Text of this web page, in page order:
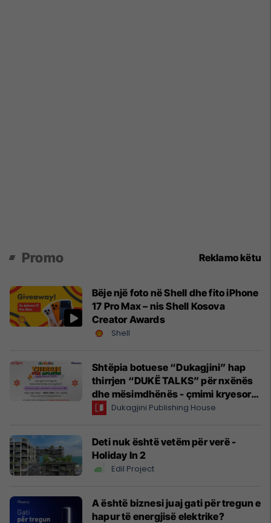
Promo Reklamo këtu
Bëje një foto në Shell dhe fito iPhone
17 Pro Max – nis Shell Kosova
Creator Awards
Shell
Shtëpia botuese “Dukagjini” hap
thirrjen “DUKË TALKS” për nxënës
dhe mësimdhënës - çmimi kryesor,
udhëtim në Angli
Dukagjini Publishing House
Deti nuk është vetëm për verë -
Holiday In 2
Edil Project
A është biznesi juaj gati për tregun e
hapur të energjisë elektrike?